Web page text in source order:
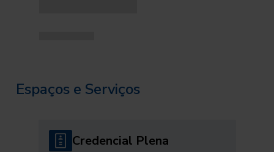
Espaços e Serviços
Credencial Plena